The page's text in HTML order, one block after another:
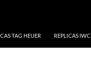
TAG HEUER REPLICAS IWC